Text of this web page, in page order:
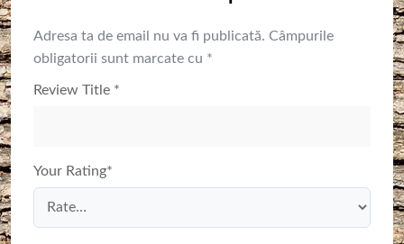
Adresa ta de email nu va fi publicată. Câmpurile
obligatorii sunt marcate cu *
Review Title *
Your Rating*